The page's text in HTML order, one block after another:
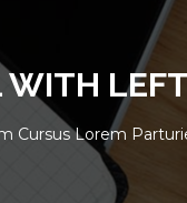
Cursus Lorem